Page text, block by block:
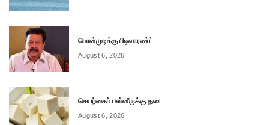
பொன்முடிக்கு பிடிவாரண்ட்
August 6, 2026
செயற்கைப் பன்னீருக்கு தடை
August 6, 2026